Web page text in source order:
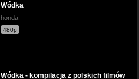
Wódka
honda
480p
Wódka - kompilacja z polskich filmów